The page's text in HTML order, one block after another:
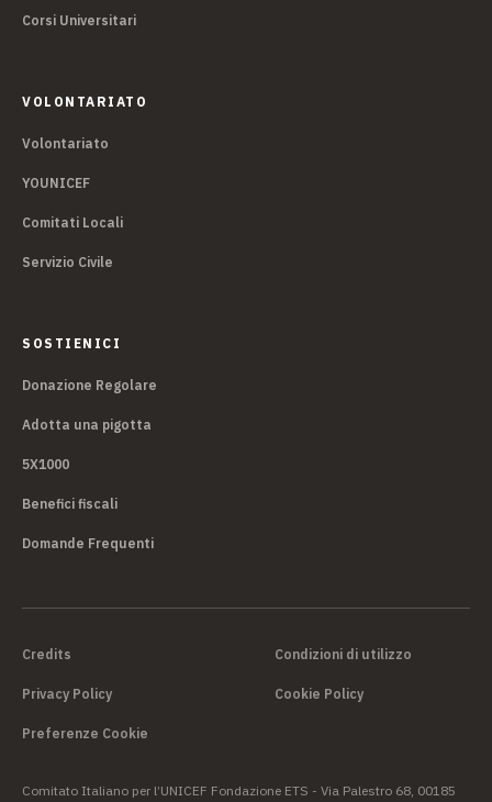
Corsi Universitari
VOLONTARIATO
Volontariato
YOUNICEF
Comitati Locali
Servizio Civile
SOSTIENICI
Donazione Regolare
Adotta una pigotta
5X1000
Benefici fiscali
Domande Frequenti
Credits Condizioni di utilizzo
Privacy Policy Cookie Policy
Preferenze Cookie
Comitato Italiano per l’UNICEF Fondazione ETS - Via Palestro 68, 00185